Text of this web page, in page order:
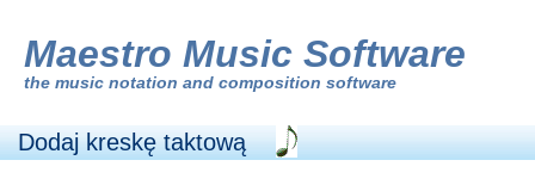
Maestro Music Software
the music notation and composition software
Dodaj kreskę taktową